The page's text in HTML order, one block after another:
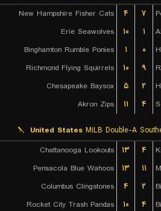
New Hampshire Fisher Cats
۴ ۷
Erie Seawolves
۱۰ ۱
Binghamton Rumble Ponies
۱ ۰
Richmond Flying Squirrels
۱۰ ۹
Chesapeake Baysox
۵ ۲
Akron Zips
۱۱ ۴
United States MiLB Double-A
Chattanooga Lookouts
۱۳ ۴
Pensacola Blue Wahoos
۱۳ ۱۱
Columbus Clingstones
۴ ۲
Rocket City Trash Pandas
۱۰ ۴